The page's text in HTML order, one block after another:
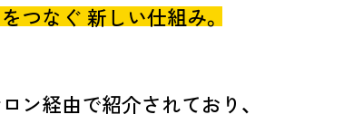
つなぐ新しい仕組み。
ン経由で紹介されており、